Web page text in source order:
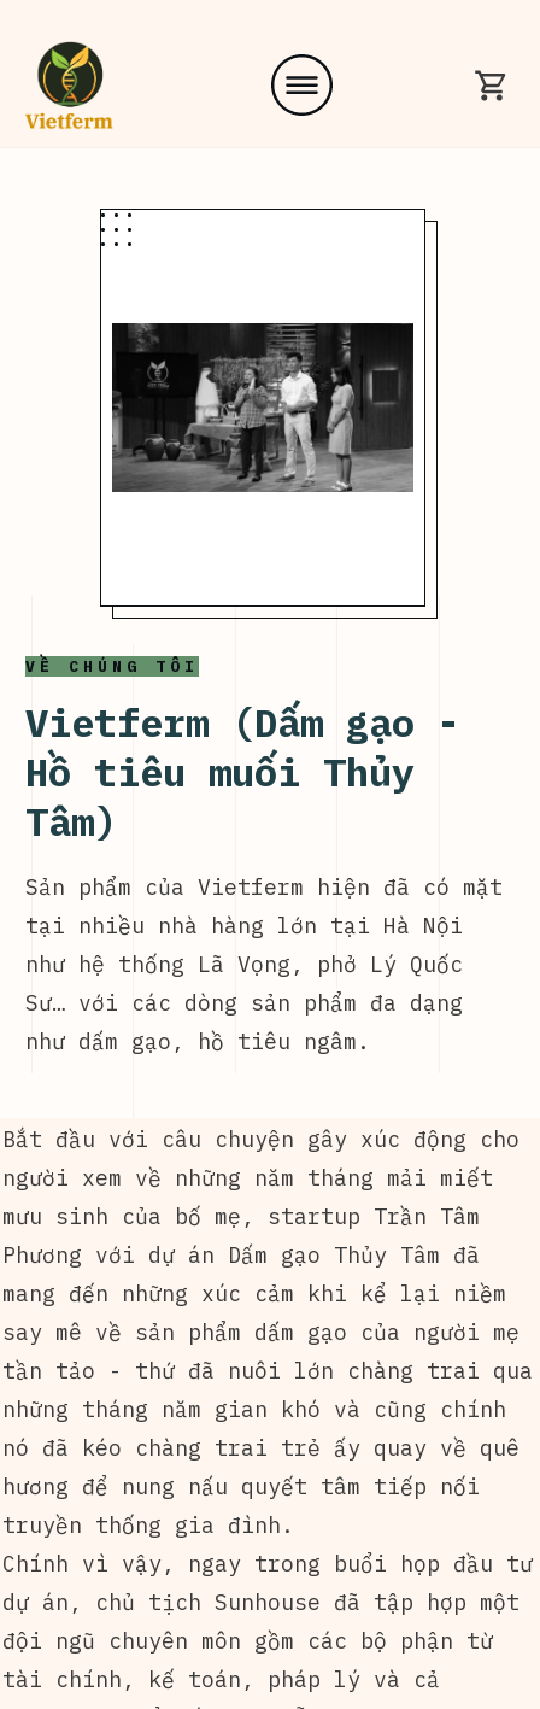
VỀ CHÚNG TÔI
Vietferm (Dấm gạo -
Hồ tiêu muối Thủy
Tâm)
Sản phẩm của Vietferm hiện đã có mặt
tại nhiều nhà hàng lớn tại Hà Nội
như hệ thống Lã Vọng, phở Lý Quốc
Sư… với các dòng sản phẩm đa dạng
như dấm gạo, hồ tiêu ngâm.
Bắt đầu với câu chuyện gây xúc động cho
người xem về những năm tháng mải miết
mưu sinh của bố mẹ, startup Trần Tâm
Phương với dự án Dấm gạo Thủy Tâm đã
mang đến những xúc cảm khi kể lại niềm
say mê về sản phẩm dấm gạo của người mẹ
tần tảo - thứ đã nuôi lớn chàng trai qua
những tháng năm gian khó và cũng chính
nó đã kéo chàng trai trẻ ấy quay về quê
hương để nung nấu quyết tâm tiếp nối
truyền thống gia đình.
Chính vì vậy, ngay trong buổi họp đầu tư
dự án, chủ tịch Sunhouse đã tập hợp một
đội ngũ chuyên môn gồm các bộ phận từ
tài chính, kế toán, pháp lý và cả